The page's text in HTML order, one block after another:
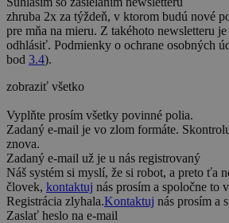
zhruba 2x za týždeň, v ktorom budú nové
pre mňa na mieru. Z takéhoto newsletteru
odhlásiť. Podmienky o ochrane osobných
bod 3.4).
zobraziť všetko
Vyplňte prosím všetky povinné polia.
Zadaný e-mail je vo zlom formáte.
znova.
Zadaný e-mail už je u nás registrovaný
Náš systém si myslí, že si robot, a preto ťa
človek, kontaktuj nás prosím a spoločne to
Registrácia zlyhala.Kontaktuj nás prosím a
Zaslať heslo na e-mail